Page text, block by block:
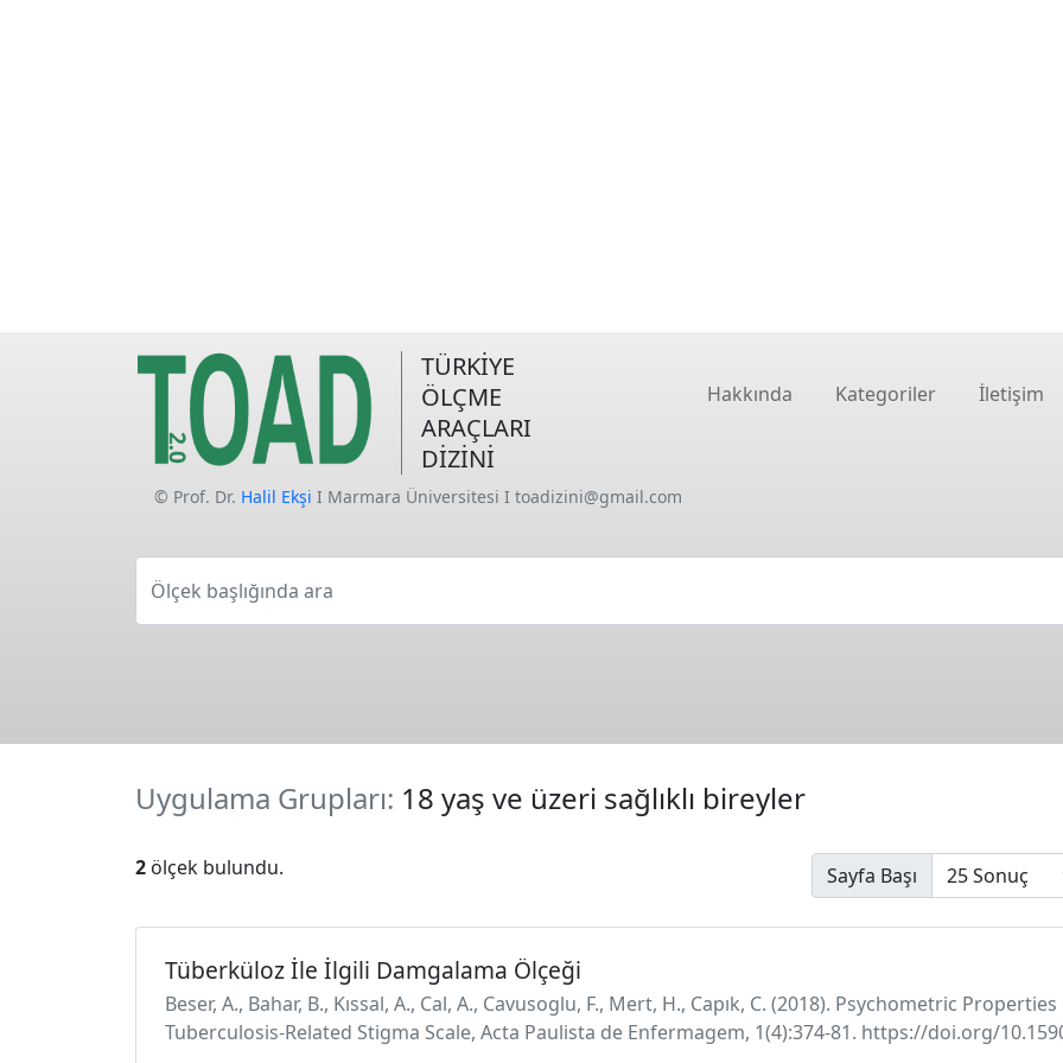
TÜRKİYE
ÖLÇME
ARAÇLARI
DİZİNİ
Hakkında Kategoriler İletişim
© Prof. Dr. Halil Ekşi I Marmara Üniversitesi I toadizini@gmail.com
Ölçek başlığında ara
Uygulama Grupları: 18 yaş ve üzeri sağlıklı bireyler
2 ölçek bulundu. Sayfa Başı
Tüberküloz İle İlgili Damgalama Ölçeği
Beser, A., Bahar, B., Kıssal, A., Cal, A., Cavusoglu, F., Mert, H., Capık, C. (2018). Psychometric
Tuberculosis-Related Stigma Scale, Acta Paulista de Enfermagem, 1(4):374-81. https://doi.org/